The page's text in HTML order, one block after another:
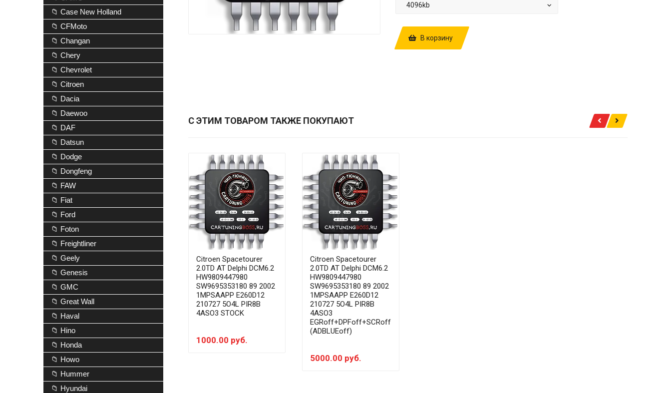
В корзину
С ЭТИМ ТОВАРОМ ТАКЖЕ ПОКУПАЮТ
Citroen Spacetourer
2.0TD AT Delphi DCM6.2
HW9809447980
SW9695353180 89 2002
1MPSAAPP E260D12
210727 5O4L PIR8B
4ASO3 STOCK
1000.00 руб.
Citroen Spacetourer
2.0TD AT Delphi DCM6.2
HW9809447980
SW9695353180 89 2002
1MPSAAPP E260D12
210727 5O4L PIR8B
4ASO3
EGRoff+DPFoff+SCRoff
(ADBLUEoff)
5000.00 руб.
📁 Case New Holland
📁 CFMoto
📁 Changan
📁 Chery
📁 Chevrolet
📁 Citroen
📁 Dacia
📁 Daewoo
📁 DAF
📁 Datsun
📁 Dodge
📁 Dongfeng
📁 FAW
📁 Fiat
📁 Ford
📁 Foton
📁 Freightliner
📁 Geely
📁 Genesis
📁 GMC
📁 Great Wall
📁 Haval
📁 Hino
📁 Honda
📁 Howo
📁 Hummer
📁 Hyundai